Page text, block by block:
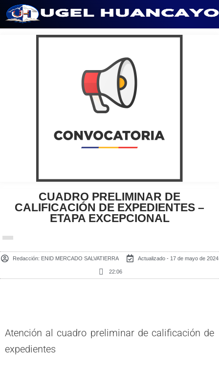
CUADRO PRELIMINAR DE
CALIFICACIÓN DE EXPEDIENTES –
ETAPA EXCEPCIONAL
Redacción: ENID MERCADO SALVATIERRA Actualizado - 17 de mayo de 2024
22:06
Atención al cuadro preliminar de calificación de
expedientes